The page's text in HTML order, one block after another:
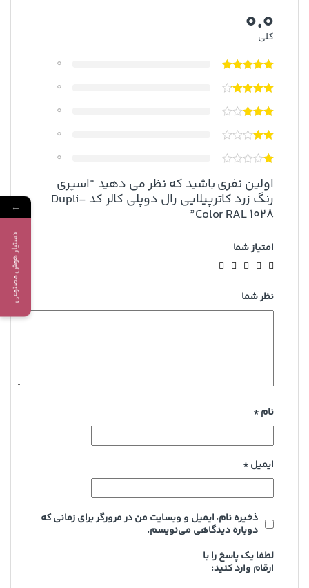
0.0
کلی
0
0
0
0
0
اولین نفری باشید که نظر می دهید “اسپری
رنگ زرد کاترپیلایی رال دوپلی کالر کد Dupli-
Color RAL 1028”
امتیاز شما
نظر شما
نام*
ایمیل*
ذخیره نام، ایمیل و وبسایت من در مرورگر برای زمانی که
دوباره دیدگاهی می‌نویسم.
لطفا یک پاسخ را با
ارقام وارد کنید:
←
دستیار هوش مصنوعی